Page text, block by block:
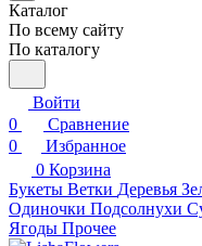
Каталог
По всему сайту
По каталогу
Войти
0
Сравнение
0
Избранное
0 Корзина
Букеты Ветки Деревья
Одиночки Подсолнухи
Ягоды Прочее